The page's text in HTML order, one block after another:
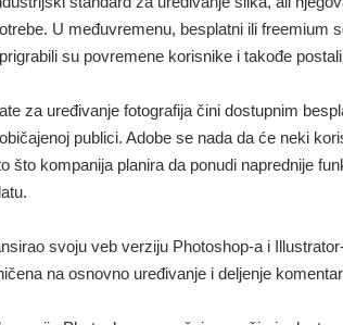
U međuvremenu, besplatni ili freemium
su povremene korisnike i takođe
za uređivanje fotografija čini dostupnim
publici. Adobe se nada da će neki
što kompanija planira da ponudi naprednije
svoju veb verziju Photoshop-a i
na osnovno uređivanje i deljenje